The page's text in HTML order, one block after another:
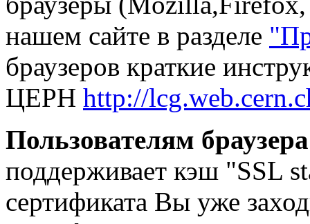
нашем сайте в разделе
браузеров краткие
ЦЕРН http://
Пользователям
поддерживает кэш "SSL
сертификата Вы уже